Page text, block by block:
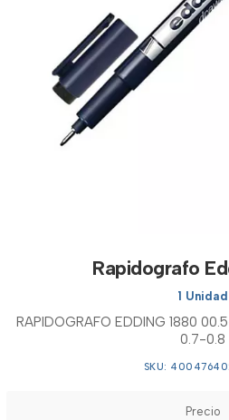
Rapidografo
1 Unidad
RAPIDOGRAFO EDDING 1880
0.7-0.8
SKU:
Precio